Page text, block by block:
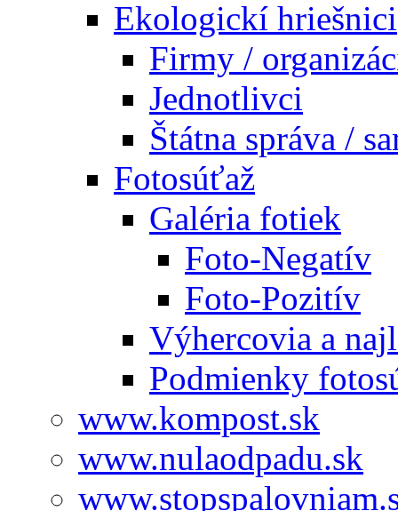
Ekologickí hriešnici
Firmy /
Jednotlivci
Štátna správa /
Fotosúťaž
Galéria fotiek
Foto-Negatív
Foto-Pozitív
Výhercovia a
Podmienky
www.kompost.sk
www.nulaodpadu.sk